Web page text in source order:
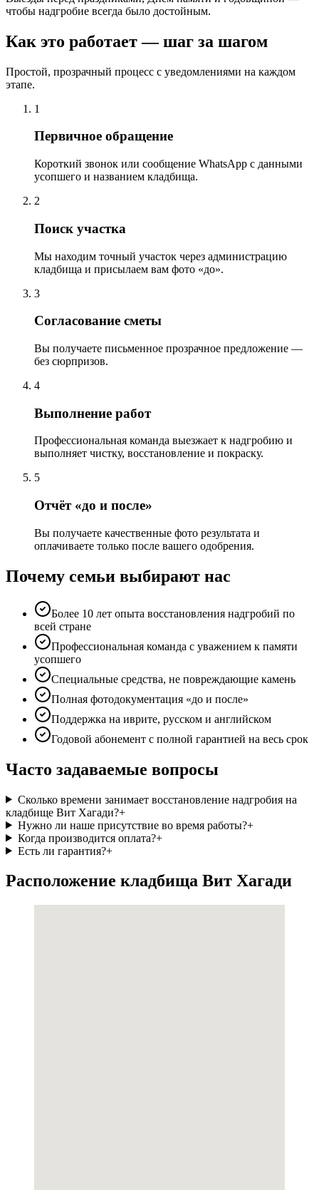
чтобы надгробие всегда было достойным.
Как это работает — шаг за шагом
Простой, прозрачный процесс с уведомлениями на каждом
этапе.
1
Первичное обращение
Короткий звонок или сообщение WhatsApp с данными
усопшего и названием кладбища.
2
Поиск участка
Мы находим точный участок через администрацию
кладбища и присылаем вам фото «до».
3
Согласование сметы
Вы получаете письменное прозрачное предложение —
без сюрпризов.
4
Выполнение работ
Профессиональная команда выезжает к надгробию и
выполняет чистку, восстановление и покраску.
5
Отчёт «до и после»
Вы получаете качественные фото результата и
оплачиваете только после вашего одобрения.
Почему семьи выбирают нас
Более 10 лет опыта восстановления надгробий по
всей стране
Профессиональная команда с уважением к памяти
усопшего
Специальные средства, не повреждающие камень
Полная фотодокументация «до и после»
Поддержка на иврите, русском и английском
Годовой абонемент с полной гарантией на весь срок
Часто задаваемые вопросы
Сколько времени занимает восстановление надгробия на
кладбище Вит Хагади?+
Нужно ли наше присутствие во время работы?+
Когда производится оплата?+
Есть ли гарантия?+
Расположение кладбища Вит Хагади